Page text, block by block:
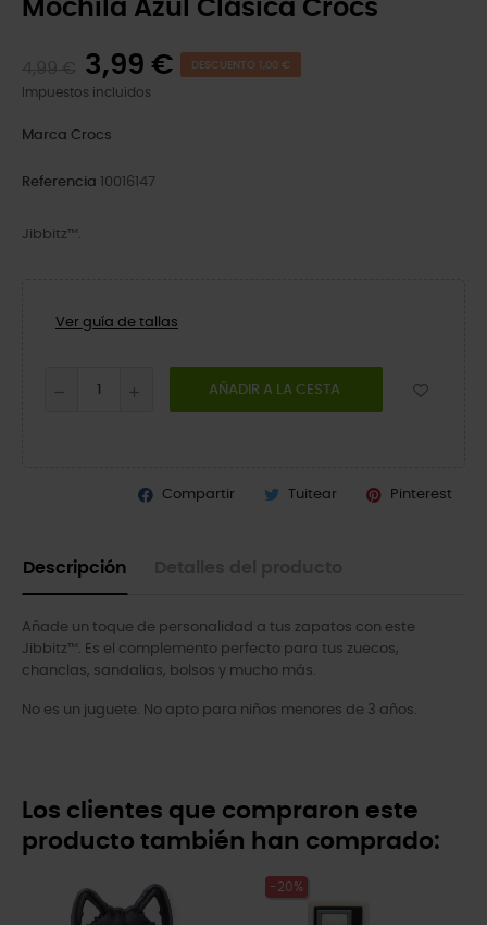
Mochila Azul Clásica Crocs
3,99 € DESCUENTO 1,00 €
Impuestos incluidos
Marca Crocs
Referencia 10016147
Jibbitz™.
Ver guía de tallas
AÑADIR A LA CESTA
Compartir Tuitear Pinterest
Descripción
Añade un toque de personalidad a tus zapatos con este
Jibbitz™. Es el complemento perfecto para tus zuecos,
chanclas, sandalias, bolsos y mucho más.
No es un juguete. No apto para niños menores de 3 años.
Los clientes que compraron este
producto también han comprado:
-20%